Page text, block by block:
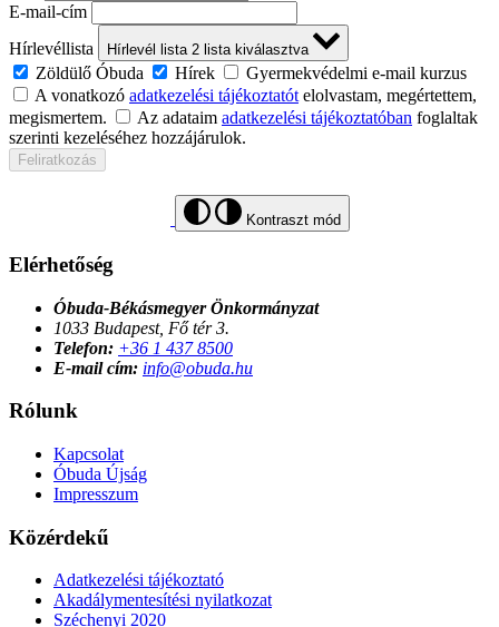
E-mail-cím
Hírlevéllista
Hírlevél lista 2 lista kiválasztva
Zöldülő Óbuda Hírek
Gyermekvédelmi e-mail kurzus
A vonatkozó adatkezelési tájékoztatót elolvastam, megértettem,
megismertem.
Az adataim adatkezelési tájékoztatóban foglaltak
szerinti kezeléséhez hozzájárulok.
Feliratkozás
Kontraszt mód
Elérhetőség
Óbuda-Békásmegyer Önkormányzat
1033 Budapest, Fő tér 3.
Telefon: +36 1 437 8500
E-mail cím: info@obuda.hu
Rólunk
Kapcsolat
Óbuda Újság
Impresszum
Közérdekű
Adatkezelési tájékoztató
Akadálymentesítési nyilatkozat
Széchenyi 2020